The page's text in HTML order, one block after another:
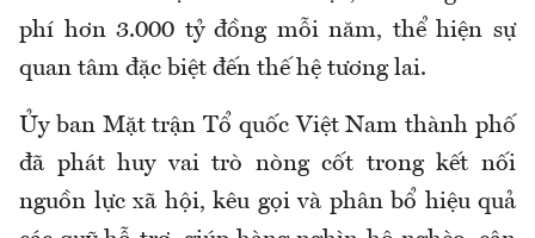
phí hơn 3.000 tỷ đồng mỗi năm, thể hiện sự
quan tâm đặc biệt đến thế hệ tương lai.
Ủy ban Mặt trận Tổ quốc Việt Nam thành phố
đã phát huy vai trò nòng cốt trong kết nối
nguồn lực xã hội, kêu gọi và phân bổ hiệu quả